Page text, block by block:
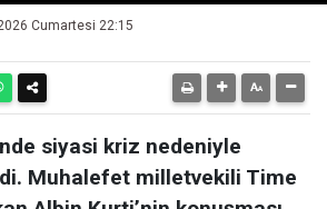
Cumartesi 22:15
siyasi kriz nedeniyle
Muhalefet milletvekili Time